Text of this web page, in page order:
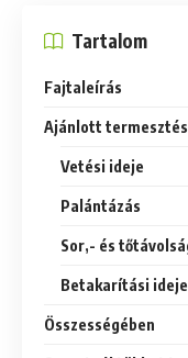
Tartalom
Fajtaleírás
Ajánlott
Vetési ideje
Palántázás
Sor,- és
Betakarítási ideje
Összességében